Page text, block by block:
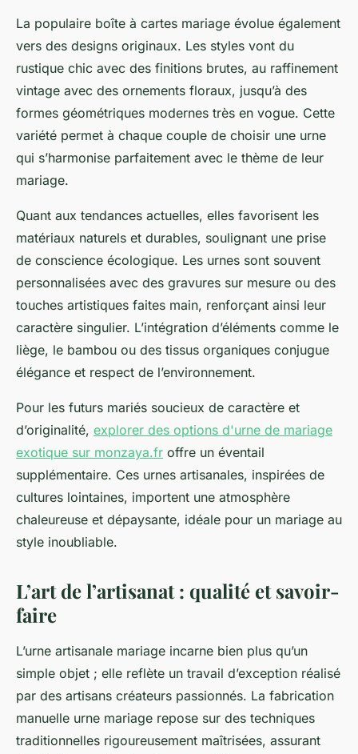
La populaire boîte à cartes mariage évolue également
vers des designs originaux. Les styles vont du
rustique chic avec des finitions brutes, au raffinement
vintage avec des ornements floraux, jusqu’à des
formes géométriques modernes très en vogue. Cette
variété permet à chaque couple de choisir une urne
qui s’harmonise parfaitement avec le thème de leur
mariage.
Quant aux tendances actuelles, elles favorisent les
matériaux naturels et durables, soulignant une prise
de conscience écologique. Les urnes sont souvent
personnalisées avec des gravures sur mesure ou des
touches artistiques faites main, renforçant ainsi leur
caractère singulier. L’intégration d’éléments comme le
liège, le bambou ou des tissus organiques conjugue
élégance et respect de l’environnement.
Pour les futurs mariés soucieux de caractère et
d’originalité, explorer des options d'urne de mariage
exotique sur monzaya.fr offre un éventail
supplémentaire. Ces urnes artisanales, inspirées de
cultures lointaines, importent une atmosphère
chaleureuse et dépaysante, idéale pour un mariage au
style inoubliable.
L’art de l’artisanat : qualité et savoir-
faire
L’urne artisanale mariage incarne bien plus qu’un
simple objet ; elle reflète un travail d’exception réalisé
par des artisans créateurs passionnés. La fabrication
manuelle urne mariage repose sur des techniques
traditionnelles rigoureusement maîtrisées, assurant